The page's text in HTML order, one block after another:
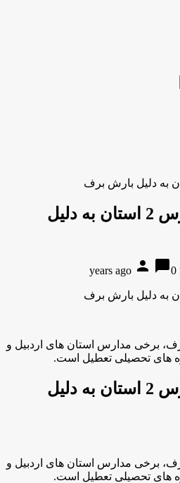
تعطیلی برخی مدارس 2 استان به دلیل
person chat_bubble0
برخی مدارس استان های اردبیل و
های تحصیلی تعطیل است.
تعطیلی برخی مدارس 2 استان به دلیل
برخی مدارس استان های اردبیل و
های تحصیلی تعطیل است.